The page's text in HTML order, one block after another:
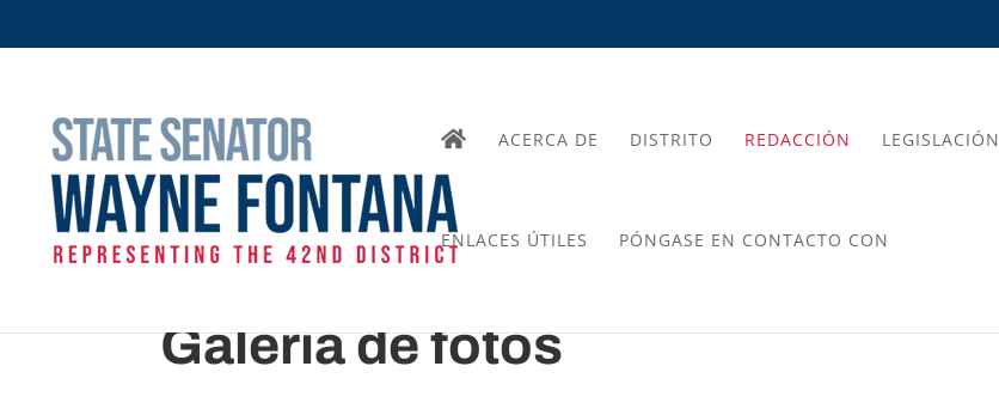
ACERCA DE DISTRITO REDACCIÓN LEGISLACIÓN
ENLACES ÚTILES PÓNGASE EN CONTACTO CON
Galería de fotos